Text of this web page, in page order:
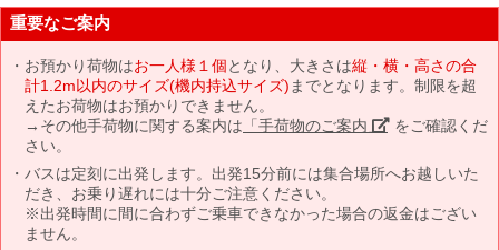
重要なご案内
お預かり荷物はお一人様１個となり、大きさは縦・横・高さの合
計1.2m以内のサイズ(機内持込サイズ) までとなります。制限を超
えたお荷物はお預かりできません。
→その他手荷物に関する案内は 「手荷物のご案内」 をご確認くだ
さい。
バスは定刻に出発します。出発15分前には集合場所へお越しいた
だき、お乗り遅れには十分ご注意ください。
※出発時間に間に合わずご乗車できなかった場合の返金はござい
ません。